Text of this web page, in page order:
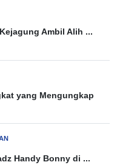
Ambil Alih ...
yang Mengungkap
Handy Bonny di ...